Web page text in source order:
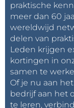
praktische
meer dan 60
wereldwijd
delen van
Leden krijgen
kortingen in
samen te
Of je nu aan
bedrijf aan het
te leren,